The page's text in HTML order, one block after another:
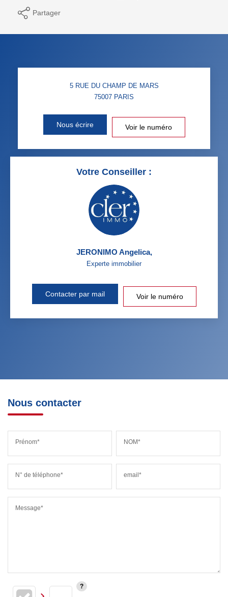
Partager
5 RUE DU CHAMP DE MARS
75007 PARIS
Nous écrire Voir le numéro
Votre Conseiller :
JERONIMO Angelica,
Experte immobilier
Contacter par mail Voir le numéro
Nous contacter
Prénom* NOM*
N° de téléphone* email*
Message*